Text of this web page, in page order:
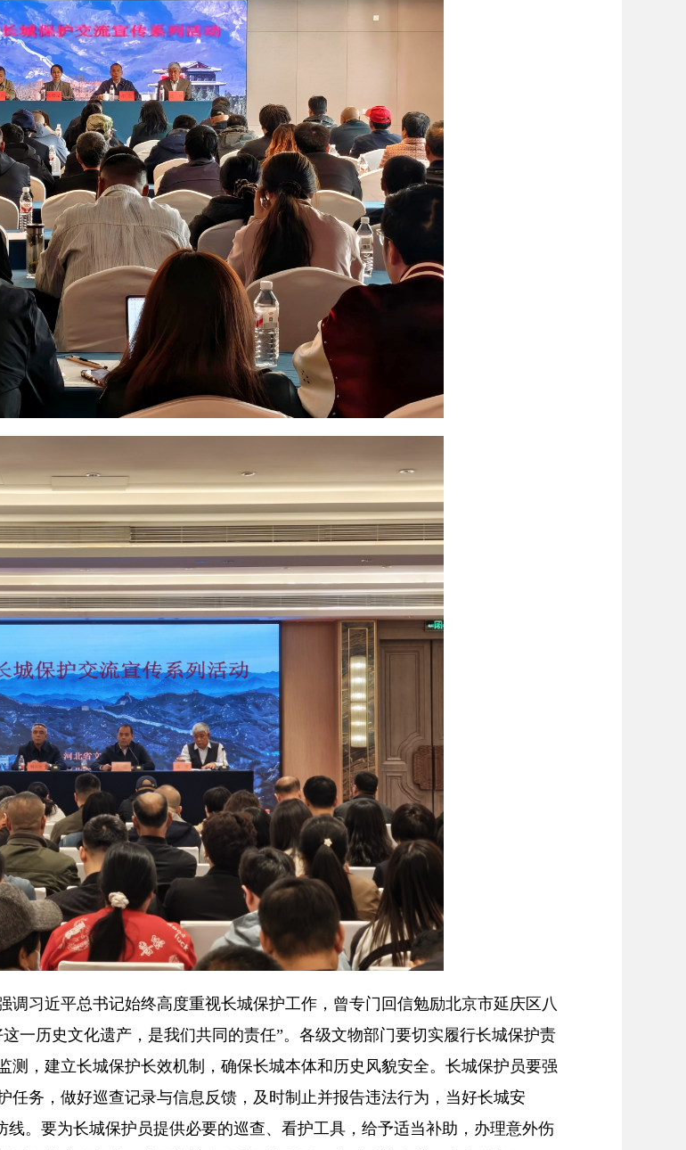
习近平总书记始终高度重视长城保护工作，曾专门回信勉励北京市延庆区八
一历史文化遗产，是我们共同的责任”。各级文物部门要切实履行长城保护责
，建立长城保护长效机制，确保长城本体和历史风貌安全。长城保护员要强
务，做好巡查记录与信息反馈，及时制止并报告违法行为，当好长城安
线。要为长城保护员提供必要的巡查、看护工具，给予适当补助，办理意外伤